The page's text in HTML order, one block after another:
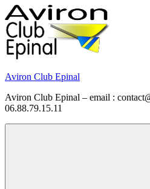
Skip
to
content
Aviron Club Epinal
Aviron Club Epinal – email :
06.88.79.15.11